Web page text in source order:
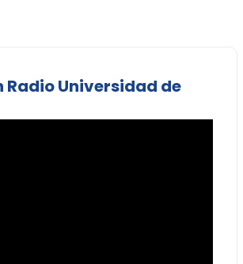
Radio Universidad de